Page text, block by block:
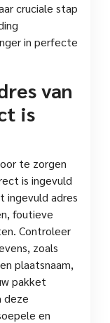
cruciale stap
in perfecte
van
is
te zorgen
is ingevuld
ingevuld adres
foutieve
Controleer
zoals
plaatsnaam,
pakket
deze
en